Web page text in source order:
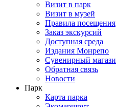
Визит в парк
Визит в музей
Правила посещения
Заказ экскурсий
Доступная среда
Издания Монрепо
Сувенирный
Обратная связь
Новости
Парк
Карта парка